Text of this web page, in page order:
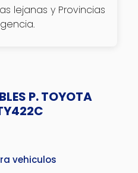
lejanas y Provincias
P. TOYOTA
vehiculos